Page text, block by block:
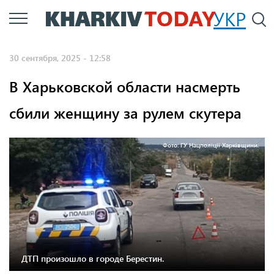
Перейти
к
УКР
30 сентября, 2025 - 12:58
В Харьковской области насмерть
сбили женщину за рулем скутера
Фото: ГУ Нацполіції Харківщини.
ДТП произошло в городе Берестин.